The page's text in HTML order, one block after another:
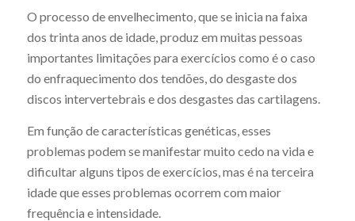
O processo de envelhecimento, que se inicia na faixa
dos trinta anos de idade, produz em muitas pessoas
importantes limitações para exercícios como é o caso
do enfraquecimento dos tendões, do desgaste dos
discos intervertebrais e dos desgastes das cartilagens.
Em função de características genéticas, esses
problemas podem se manifestar muito cedo na vida e
dificultar alguns tipos de exercícios, mas é na terceira
idade que esses problemas ocorrem com maior
frequência e intensidade.